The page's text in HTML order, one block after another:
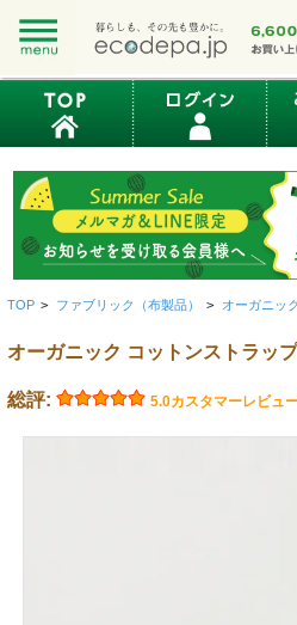
TOP > ファブリック（布製品） > オーガニッ
オーガニック コットンストラップ
総評: 5.0カスタマーレビュ